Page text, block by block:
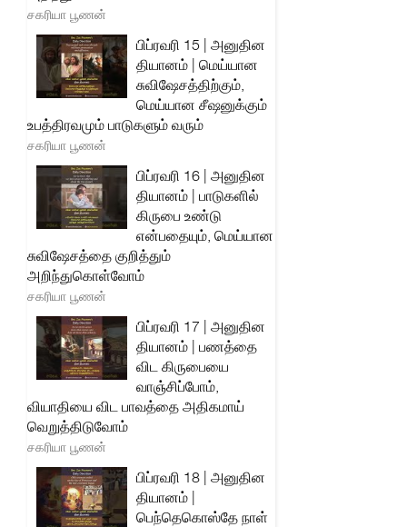
சகரியா பூணன்
பிப்ரவரி 15 | அனுதின
தியானம் | மெய்யான
சுவிஷேசத்திற்கும்,
மெய்யான சீஷனுக்கும்
உபத்திரவமும் பாடுகளும் வரும்
சகரியா பூணன்
பிப்ரவரி 16 | அனுதின
தியானம் | பாடுகளில்
கிருபை உண்டு
என்பதையும், மெய்யான
சுவிஷேசத்தை குறித்தும்
அறிந்துகொள்வோம்
சகரியா பூணன்
பிப்ரவரி 17 | அனுதின
தியானம் | பணத்தை
விட கிருபையை
வாஞ்சிப்போம்,
வியாதியை விட பாவத்தை அதிகமாய்
வெறுத்திடுவோம்
சகரியா பூணன்
பிப்ரவரி 18 | அனுதின
தியானம் |
பெந்தெகொஸ்தே நாள்